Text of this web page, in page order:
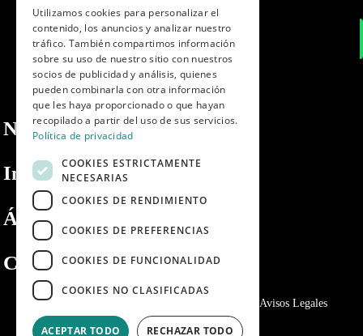
Nosotros
Información
Área privada
Contacto
Política de privacidad Avisos Legales
PORTUGUESE
Utilizamos cookies para personalizar el
contenido, los anuncios y analizar nuestro
tráfico. También compartimos información
sobre su uso de nuestro sitio con nuestros
socios de publicidad y análisis, quienes
pueden combinarla con otra información
que les haya proporcionado o que hayan
recopilado a partir del uso de sus servicios.
Política de privacidad
COOKIES ESTRICTAMENTE
NECESARIAS
COOKIES DE RENDIMIENTO
COOKIES DE PREFERENCIAS
COOKIES DE FUNCIONALIDAD
COOKIES NO CLASIFICADAS
ACEPTAR TODO RECHAZAR TODO